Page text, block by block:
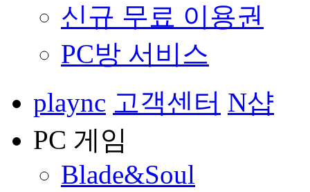
신규 무료 이용권
PC방 서비스
plaync 고객센터 N샵
PC 게임
Blade&Soul